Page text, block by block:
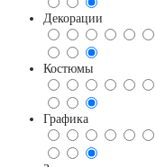
Декорации
Костюмы
Графика